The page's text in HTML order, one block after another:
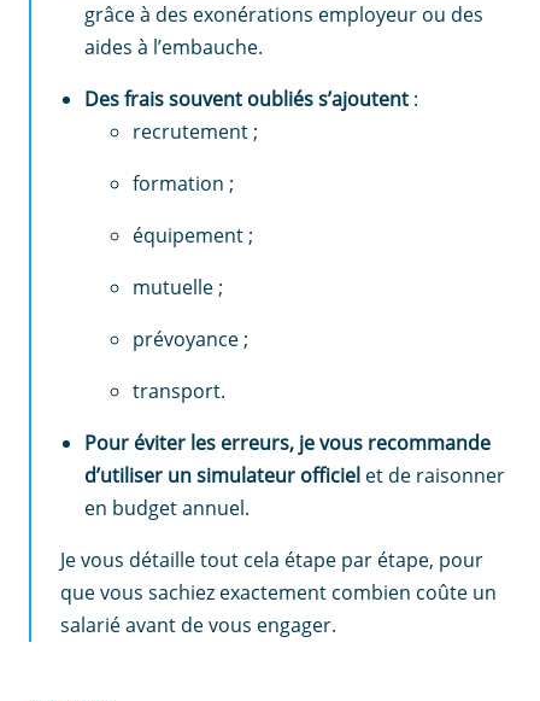
grâce à des exonérations employeur ou des
aides à l’embauche.
Des frais souvent oubliés s’ajoutent :
recrutement ;
formation ;
équipement ;
mutuelle ;
prévoyance ;
transport.
Pour éviter les erreurs, je vous recommande
d’utiliser un simulateur officiel et de raisonner
en budget annuel.
Je vous détaille tout cela étape par étape, pour
que vous sachiez exactement combien coûte un
salarié avant de vous engager.